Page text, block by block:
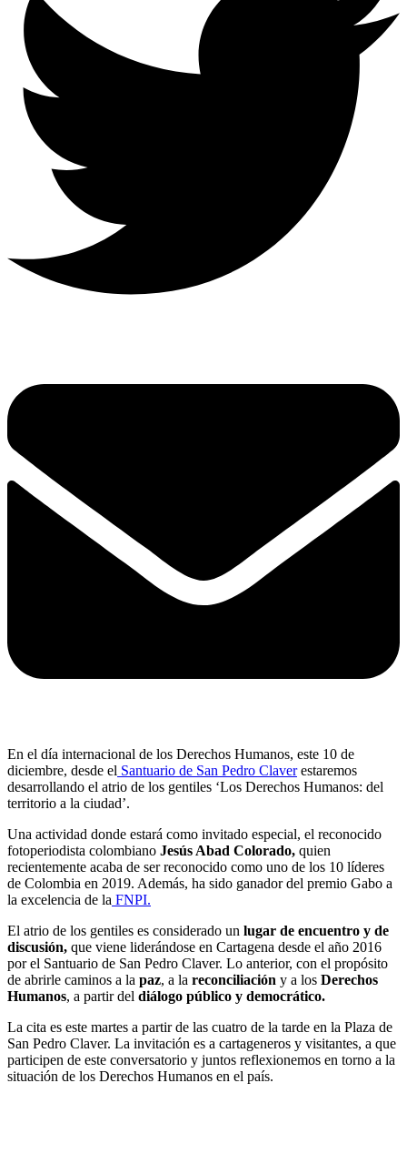
En el día internacional de los Derechos Humanos, este 10 de
diciembre, desde el Santuario de San Pedro Claverestaremos
desarrollando el atrio de los gentiles ‘Los Derechos Humanos: del
territorio a la ciudad’.
Una actividad donde estará como invitado especial, el reconocido
fotoperiodista colombiano Jesús Abad Colorado, quien
recientemente acaba de ser reconocido como uno de los 10 líderes
de Colombia en 2019. Además, ha sido ganador del premio Gabo a
la excelencia de la FNPI.
El atrio de los gentiles es considerado un lugar de encuentro y de
discusión, que viene liderándose en Cartagena desde el año 2016
por el Santuario de San Pedro Claver. Lo anterior, con el propósito
de abrirle caminos a la paz, a la reconciliación y a los Derechos
Humanos, a partir del diálogo público y democrático.
La cita es este martes a partir de las cuatro de la tarde en la Plaza de
San Pedro Claver. La invitación es a cartageneros y visitantes, a que
participen de este conversatorio y juntos reflexionemos en torno a la
situación de los Derechos Humanos en el país.